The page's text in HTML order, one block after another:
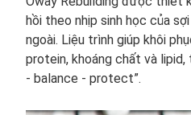
hồi theo nhịp sinh học của
ngoài. Liệu trình giúp khôi
protein, khoáng chất và lipid,
- balance - protect”.